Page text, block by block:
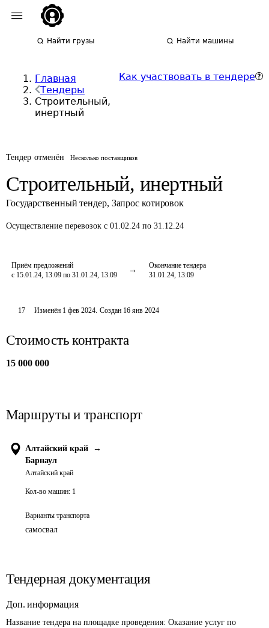
Найти грузы Найти машины
Главная
Тендеры
Строительный,
инертный
Как участвовать в тендере
Тендер отменён Несколько поставщиков
Строительный, инертный
Государственный тендер, Запрос котировок
Осуществление перевозок с 01.02.24 по 31.12.24
Приём предложений
с 15.01.24, 13:09 по 31.01.24, 13:09
Окончание тендера
31.01.24, 13:09
17 Изменён 1 фев 2024. Создан 16 янв 2024
Стоимость контракта
15 000 000
Маршруты и транспорт
Алтайский край
→
Барнаул
Алтайский край
Кол-во машин: 1
Варианты транспорта
самосвал
Тендерная документация
Доп. информация
Название тендера на площадке проведения: Оказание услуг по